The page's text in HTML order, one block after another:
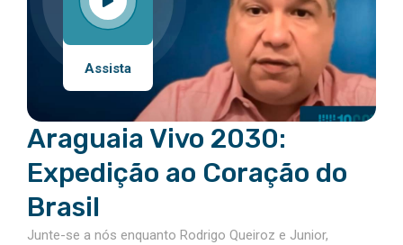
Assista
Araguaia Vivo 2030:
Expedição ao Coração do
Brasil
Junte-se a nós enquanto Rodrigo Queiroz e Junior,